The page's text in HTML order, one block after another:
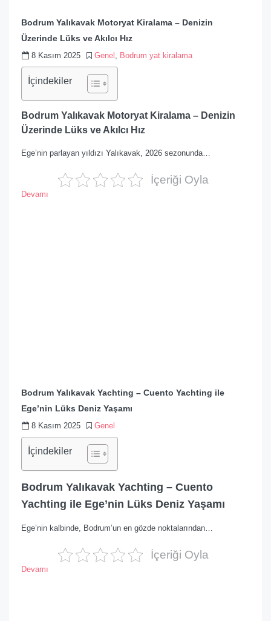
Bodrum Yalıkavak Motoryat Kiralama – Denizin
Üzerinde Lüks ve Akılcı Hız
8 Kasım 2025 Genel Bodrum yat kiralama
İçindekiler
Bodrum Yalıkavak Motoryat Kiralama – Denizin
Üzerinde Lüks ve Akılcı Hız
Ege’nin parlayan yıldızı Yalıkavak, 2026 sezonunda…
İçeriği Oyla
Devamı
Bodrum Yalıkavak Yachting – Cuento Yachting ile
Ege’nin Lüks Deniz Yaşamı
8 Kasım 2025 Genel
İçindekiler
Bodrum Yalıkavak Yachting – Cuento
Yachting ile Ege’nin Lüks Deniz Yaşamı
Ege’nin kalbinde, Bodrum’un en gözde noktalarından…
İçeriği Oyla
Devamı